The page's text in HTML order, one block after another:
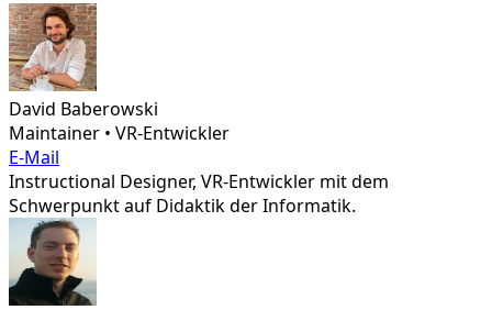
David Baberowski
Maintainer • VR-Entwickler
E-Mail
Instructional Designer, VR-Entwickler mit dem
Schwerpunkt auf Didaktik der Informatik.